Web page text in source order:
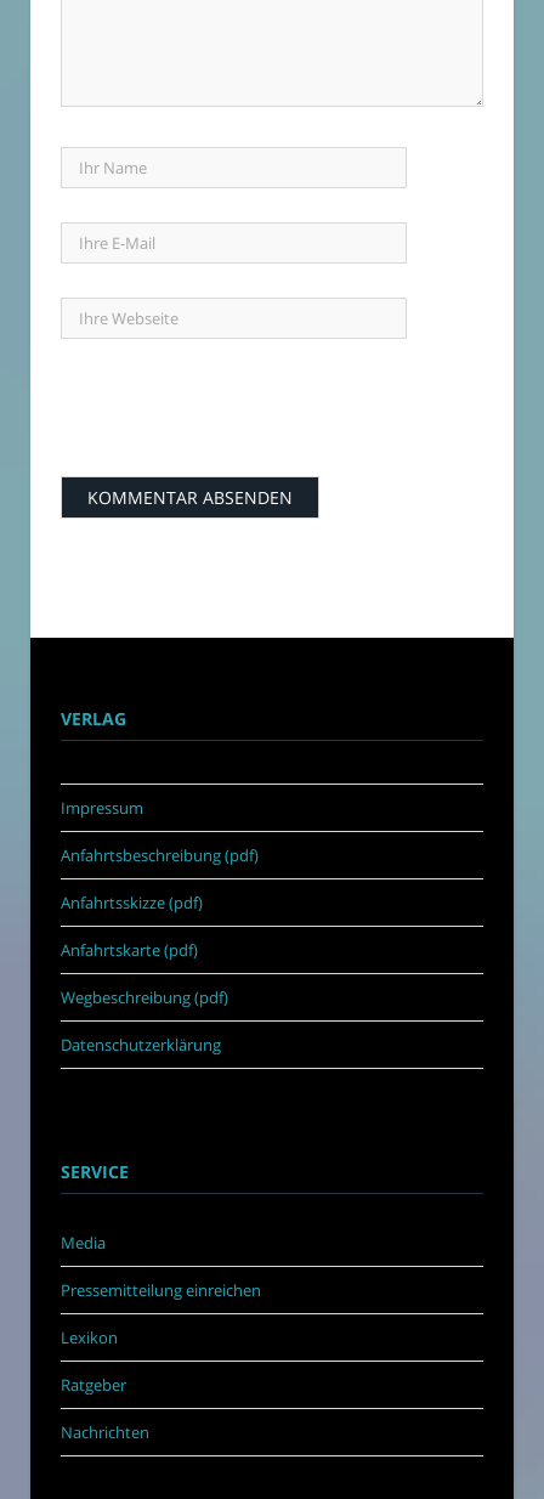
VERLAG
Impressum
Anfahrtsbeschreibung (pdf)
Anfahrtsskizze (pdf)
Anfahrtskarte (pdf)
Wegbeschreibung (pdf)
Datenschutzerklärung
SERVICE
Media
Pressemitteilung einreichen
Lexikon
Ratgeber
Nachrichten